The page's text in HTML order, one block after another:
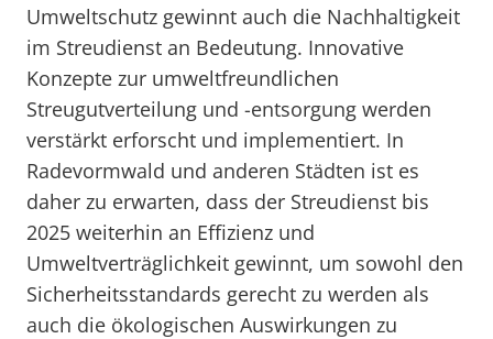
Umweltschutz gewinnt auch die Nachhaltigkeit
im Streudienst an Bedeutung. Innovative
Konzepte zur umweltfreundlichen
Streugutverteilung und -entsorgung werden
verstärkt erforscht und implementiert. In
Radevormwald und anderen Städten ist es
daher zu erwarten, dass der Streudienst bis
2025 weiterhin an Effizienz und
Umweltverträglichkeit gewinnt, um sowohl den
Sicherheitsstandards gerecht zu werden als
auch die ökologischen Auswirkungen zu